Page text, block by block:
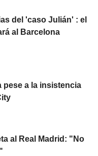
del 'caso Julián' : el
al Barcelona
pese a la insistencia
al Real Madrid: "No